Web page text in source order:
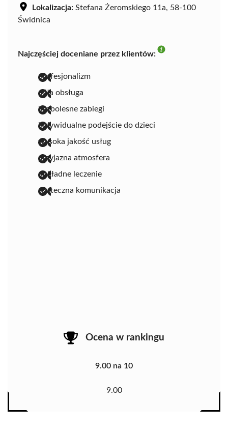
Lokalizacja: Stefana Żeromskiego 11a, 58-100
Świdnica
Najczęściej doceniane przez klientów:
profesjonalizm
miła obsługa
bezbolesne zabiegi
indywidualne podejście do dzieci
wysoka jakość usług
przyjazna atmosfera
dokładne leczenie
skuteczna komunikacja
Ocena w rankingu
9.00 na 10
9.00